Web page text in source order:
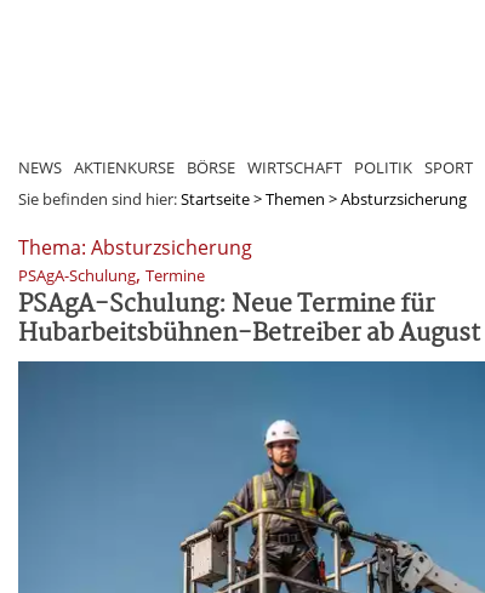
NEWS AKTIENKURSE BÖRSE WIRTSCHAFT POLITIK SPORT
Sie befinden sind hier:Startseite>Themen >Absturzsicherung
Thema: Absturzsicherung
PSAgA-Schulung, Termine
PSAgA-Schulung: Neue Termine für
Hubarbeitsbühnen-Betreiber ab August